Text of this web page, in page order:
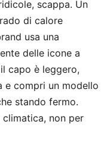
scappa. Un
di calore
usa una
delle icone a
capo è leggero,
e compri un modello
stando fermo.
climatica, non per